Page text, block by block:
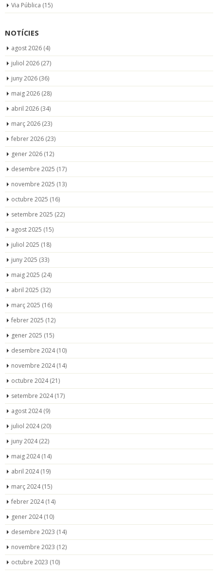
Via Pública (15)
NOTÍCIES
agost 2026 (4)
juliol 2026 (27)
juny 2026 (36)
maig 2026 (28)
abril 2026 (34)
març 2026 (23)
febrer 2026 (23)
gener 2026 (12)
desembre 2025 (17)
novembre 2025 (13)
octubre 2025 (16)
setembre 2025 (22)
agost 2025 (15)
juliol 2025 (18)
juny 2025 (33)
maig 2025 (24)
abril 2025 (32)
març 2025 (16)
febrer 2025 (12)
gener 2025 (15)
desembre 2024(10)
novembre 2024(14)
octubre 2024(21)
setembre 2024(17)
agost 2024(9)
juliol 2024(20)
juny 2024(22)
maig 2024(14)
abril 2024(19)
març 2024(15)
febrer 2024(14)
gener 2024(10)
desembre 2023 (14)
novembre 2023 (12)
octubre 2023 (10)